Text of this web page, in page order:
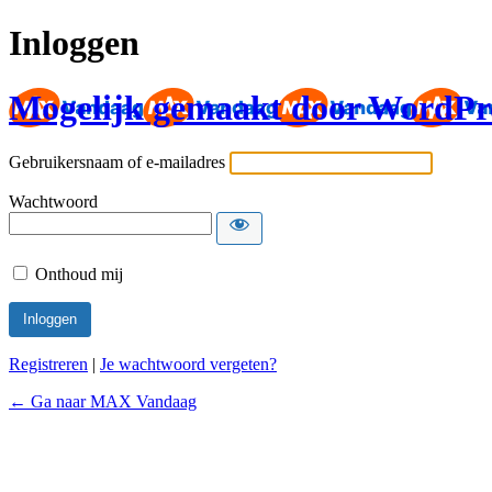
Inloggen
Mogelijk gemaakt door
Gebruikersnaam of e-mailadres
Wachtwoord
Onthoud mij
Registreren | Je wachtwoord vergeten?
← Ga naar MAX Vandaag